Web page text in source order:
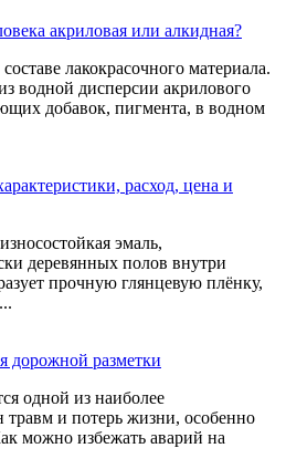
акриловая или алкидная?
лакокрасочного материала.
водной дисперсии акрилового
добавок, пигмента, в водном
расход, цена и
эмаль,
деревянных полов внутри
прочную глянцевую плёнку,
дорожной разметки
одной из наиболее
и потерь жизни, особенно
можно избежать аварий на